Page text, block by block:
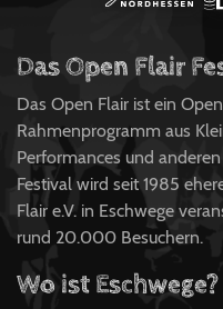
Das Open Flair
Das Open Flair ist ein
Rahmenprogramm aus
Performances und
Festival wird seit 1985
Flair e.V. in Eschwege
rund 20.000 Besuchern.
Wo ist Eschwege?